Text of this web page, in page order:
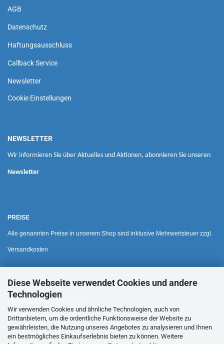
Diese Webseite verwendet Cookies und andere
Technologien
Wir verwenden Cookies und ähnliche Technologien, auch von
Drittanbietern, um die ordentliche Funktionsweise der Website zu
gewährleisten, die Nutzung unseres Angebotes zu analysieren und Ihnen
ein bestmögliches Einkaufserlebnis bieten zu können. Weitere
AGB
Datenschutz
Haftungsausschluss
Callback Service
Newsletter
Cookie Einstellungen
NEWSLETTER
Wir informieren Sie über Aktuelles und Aktionen, abonnieren Sie unseren
Newsletter
PREISE
Alle genannten Preise in unserem Shop sind inklusive Mehrwertsteuer zzgl.
Versandkosten
HAUSANSCHRIFT
HFB-Gewindetechnik GmbH
Bohnäckerweg 6
72655 Altdorf